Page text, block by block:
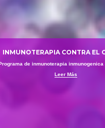
INMUNOTERAPIA CONTRA EL
de inmunoterapia inmunogenica
Leer Más